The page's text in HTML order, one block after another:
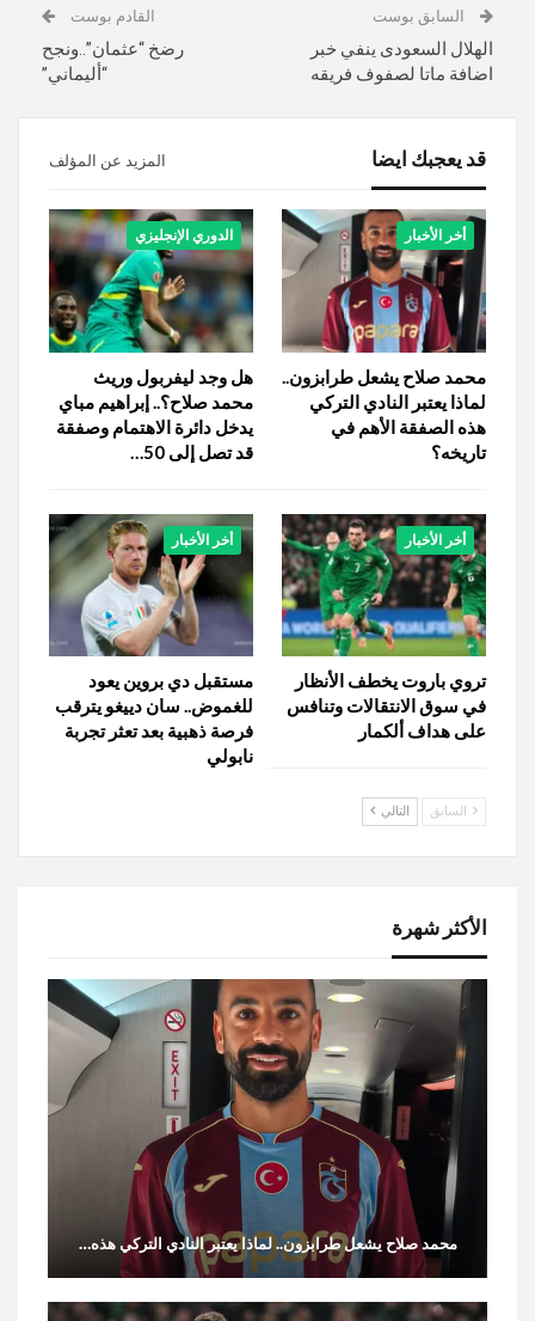
السابق بوست
الهلال السعودى ينفي خبر
اضافة ماتا لصفوف فريقه
القادم بوست
رضخ “عثمان”..ونجح
“أليماني”
قد يعجبك ايضا المزيد عن المؤلف
أخر الأخبار
محمد صلاح يشعل طرابزون..
لماذا يعتبر النادي التركي
هذه الصفقة الأهم في
تاريخه؟
الدوري الإنجليزي
هل وجد ليفربول وريث
محمد صلاح؟.. إبراهيم مباي
يدخل دائرة الاهتمام وصفقة
قد تصل إلى 50…
أخر الأخبار
تروي باروت يخطف الأنظار
في سوق الانتقالات وتنافس
على هداف ألكمار
أخر الأخبار
مستقبل دي بروين يعود
للغموض.. سان دييغو يترقب
فرصة ذهبية بعد تعثر تجربة
نابولي
السابق التالي
الأكثر شهرة
محمد صلاح يشعل طرابزون.. لماذا يعتبر النادي التركي هذه…